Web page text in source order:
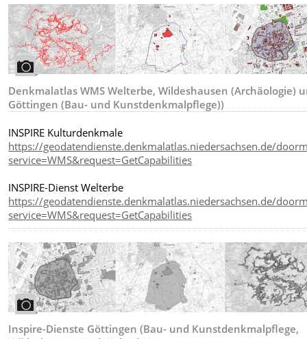
Denkmalatlas WMS Welterbe, Wildeshausen (Archäologie)
Göttingen (Bau- und Kunstdenkmalpflege))
INSPIRE Kulturdenkmale
https://geodatendienste.denkmalatlas.niedersachsen.de/
service=WMS&request=GetCapabilities
INSPIRE-Dienst Welterbe
https://geodatendienste.denkmalatlas.niedersachsen.de/
service=WMS&request=GetCapabilities
Inspire-Dienste Göttingen (Bau- und Kunstdenkmalpflege,